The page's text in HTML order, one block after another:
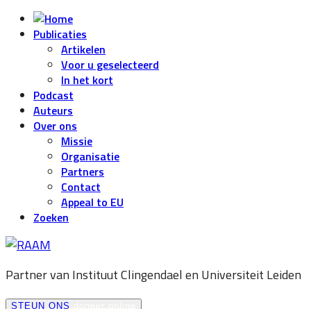
Publicaties
Artikelen
Voor u geselecteerd
In het kort
Podcast
Auteurs
Over ons
Missie
Organisatie
Partners
Contact
Appeal to EU
Zoeken
Partner van Instituut Clingendael en Universiteit Leiden
STEUN ONS